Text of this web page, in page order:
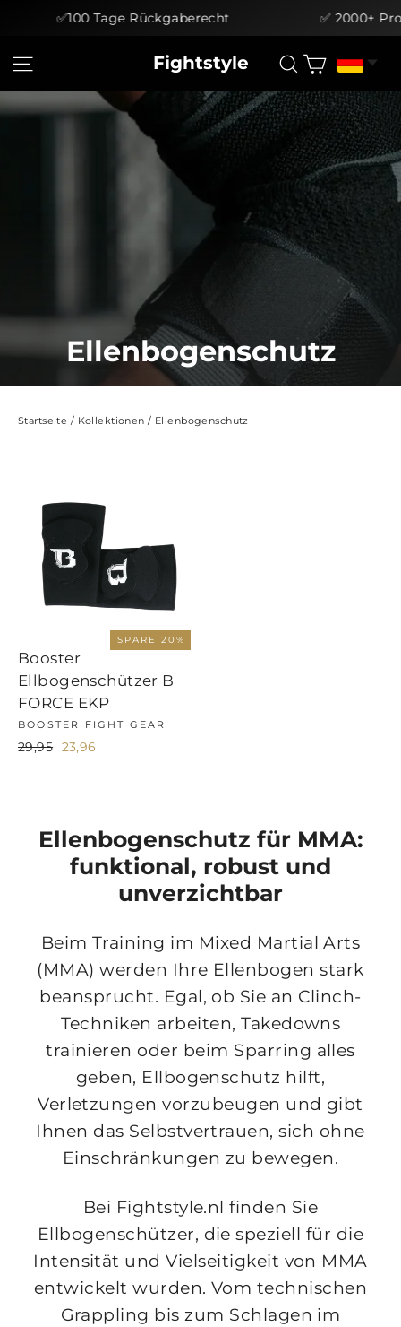
✅100 Tage Rückgaberecht ✅ 2000+
zum
Inhalt
SeitennavigationFightstyle Suche
Ellenbogenschutz
Startseite / Kollektionen / Ellenbogenschutz
SPARE 20%
Booster
Ellbogenschützer B
FORCE EKP
BOOSTER FIGHT GEAR
Normaler
29,95 Sonderpreis
23,96
Ellenbogenschutz für MMA:
funktional, robust und
unverzichtbar
Beim Training im Mixed Martial Arts
(MMA) werden Ihre Ellenbogen stark
beansprucht. Egal, ob Sie an Clinch-
Techniken arbeiten, Takedowns
trainieren oder beim Sparring alles
geben, Ellbogenschutz hilft,
Verletzungen vorzubeugen und gibt
Ihnen das Selbstvertrauen, sich ohne
Einschränkungen zu bewegen.
Bei Fightstyle.nl finden Sie
Ellbogenschützer, die speziell für die
Intensität und Vielseitigkeit von MMA
entwickelt wurden. Vom technischen
Grappling bis zum Schlagen im